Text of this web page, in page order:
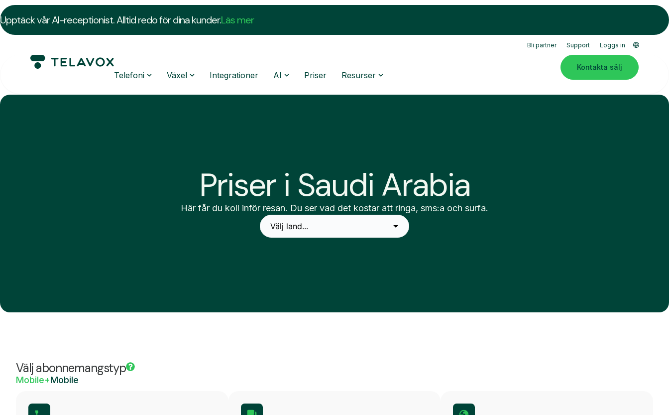
Upptäck vår AI-receptionist. Alltid redo för dina kunder.Läs mer
Bli partner Support Logga in
Telefoni Växel Integrationer AI Priser Resurser
Kontakta sälj
Priser i Saudi Arabia
Här får du koll inför resan. Du ser vad det kostar att ringa, sms:a och surfa.
Välj abonnemangstyp
Mobile+Mobile